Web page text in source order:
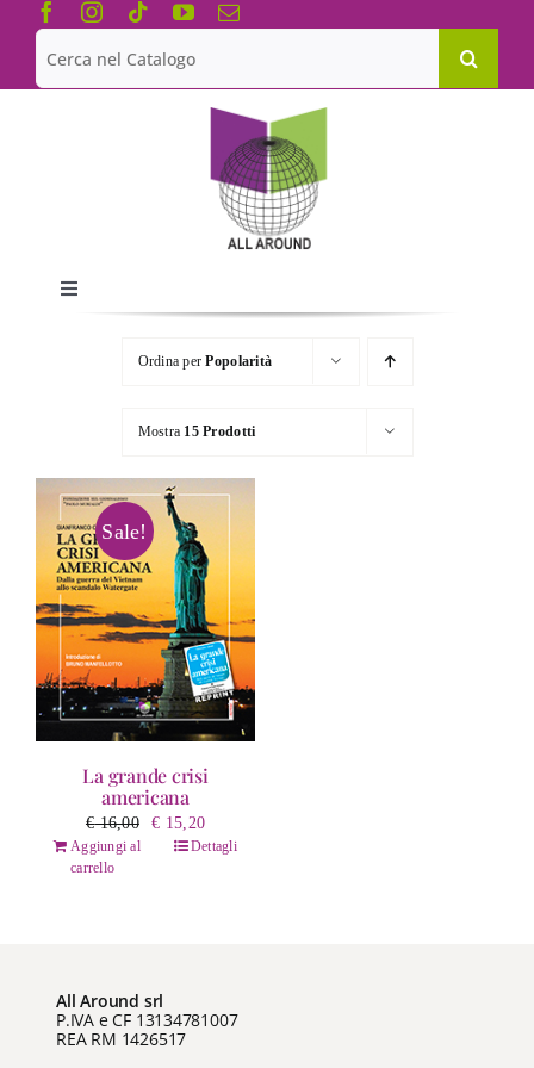
Salta
contenuto
Cerca
per:
Toggle
Navigation
Chi siamo
Le Collane
Catalogo
Ordina perPopolarità
Mostra 15 Prodotti
Sale!
La grande crisi
americana
€16,00
Il
prezzo
€ 15,20Il
prezzo
Aggiungi al
carrello
Dettagli
All Around srl
P.IVA e CF 13134781007
REA RM 1426517